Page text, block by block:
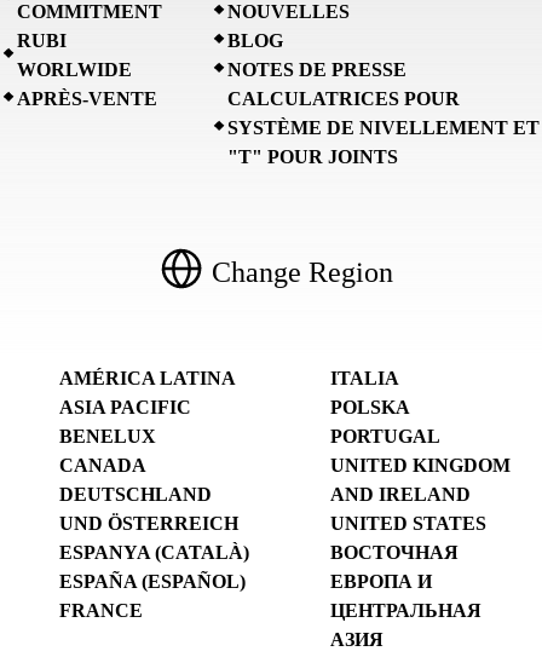
COMMITMENT
RUBI
WORLWIDE
APRÈS-VENTE
NOUVELLES
BLOG
NOTES DE PRESSE
CALCULATRICES POUR
SYSTÈME DE NIVELLEMENT ET
"T" POUR JOINTS
Change Region
AMÉRICA LATINA
ASIA PACIFIC
BENELUX
CANADA
DEUTSCHLAND
UND ÖSTERREICH
ESPANYA (CATALÀ)
ESPAÑA (ESPAÑOL)
FRANCE
ITALIA
POLSKA
PORTUGAL
UNITED KINGDOM
AND IRELAND
UNITED STATES
ВОСТОЧНАЯ
ЕВРОПА И
ЦЕНТРАЛЬНАЯ
АЗИЯ